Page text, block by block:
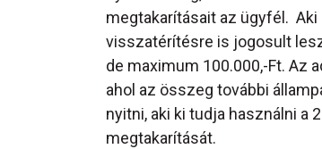
megtakarításait az ügyfél.
visszatérítésre is jogosult
de maximum 100.000,-Ft. Az
ahol az összeg további
nyitni, aki ki tudja használni a
megtakarítását.